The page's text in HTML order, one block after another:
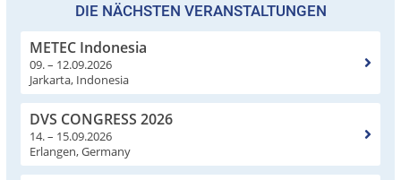
DIE NÄCHSTEN VERANSTALTUNGEN
METEC Indonesia
09. – 12.09.2026
Jarkarta, Indonesia
DVS CONGRESS 2026
14. – 15.09.2026
Erlangen, Germany